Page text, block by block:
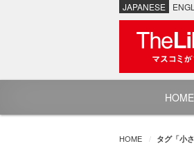
JAPANESE
HOME
HOME タグ「小